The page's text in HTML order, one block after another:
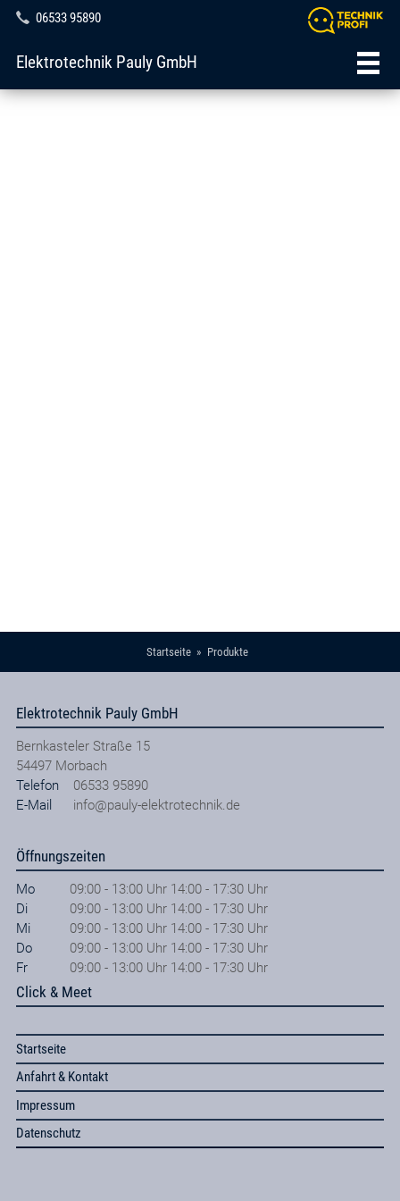
06533 95890
Elektrotechnik Pauly GmbH
Startseite Produkte
Elektrotechnik Pauly GmbH
Bernkasteler Straße 15
54497 Morbach
Telefon
06533 95890
E-Mail
info@pauly-elektrotechnik.de
Öffnungszeiten
Mo
09:00 - 13:00 Uhr 14:00 - 17:30 Uhr
Di
09:00 - 13:00 Uhr 14:00 - 17:30 Uhr
Mi
09:00 - 13:00 Uhr 14:00 - 17:30 Uhr
Do
09:00 - 13:00 Uhr 14:00 - 17:30 Uhr
Fr
09:00 - 13:00 Uhr 14:00 - 17:30 Uhr
Click & Meet
Startseite
Anfahrt & Kontakt
Impressum
Datenschutz